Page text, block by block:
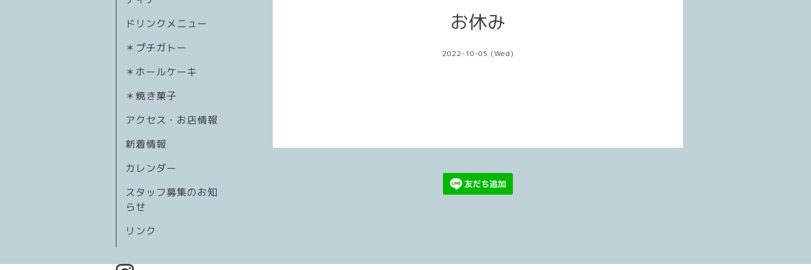
ドリンクメニュー
＊プチガトー
＊ホールケーキ
＊焼き菓子
アクセス・お店情報
新着情報
カレンダー
スタッフ募集のお知
らせ
リンク
お休み
2022-10-05 (Wed)